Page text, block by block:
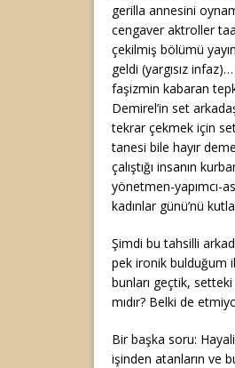
gerilla annesini
cengaver aktroller
çekilmiş bölümü
geldi (yargısız
faşizmin kabaran
Demirel’in set
tekrar çekmek için
tanesi bile hayır
çalıştığı insanın
yönetmen-yapımcı-
kadınlar günü’nü
Şimdi bu tahsilli
pek ironik bulduğum
bunları geçtik,
mıdır? Belki de
Bir başka soru:
işinden atanların ve